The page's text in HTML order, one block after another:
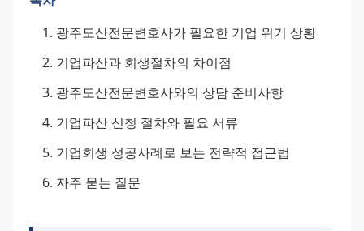
광주도산전문변호사가 필요한 기업 위기 상황
기업파산과 회생절차의 차이점
광주도산전문변호사와의 상담 준비사항
기업파산 신청 절차와 필요 서류
기업회생 성공사례로 보는 전략적 접근법
자주 묻는 질문